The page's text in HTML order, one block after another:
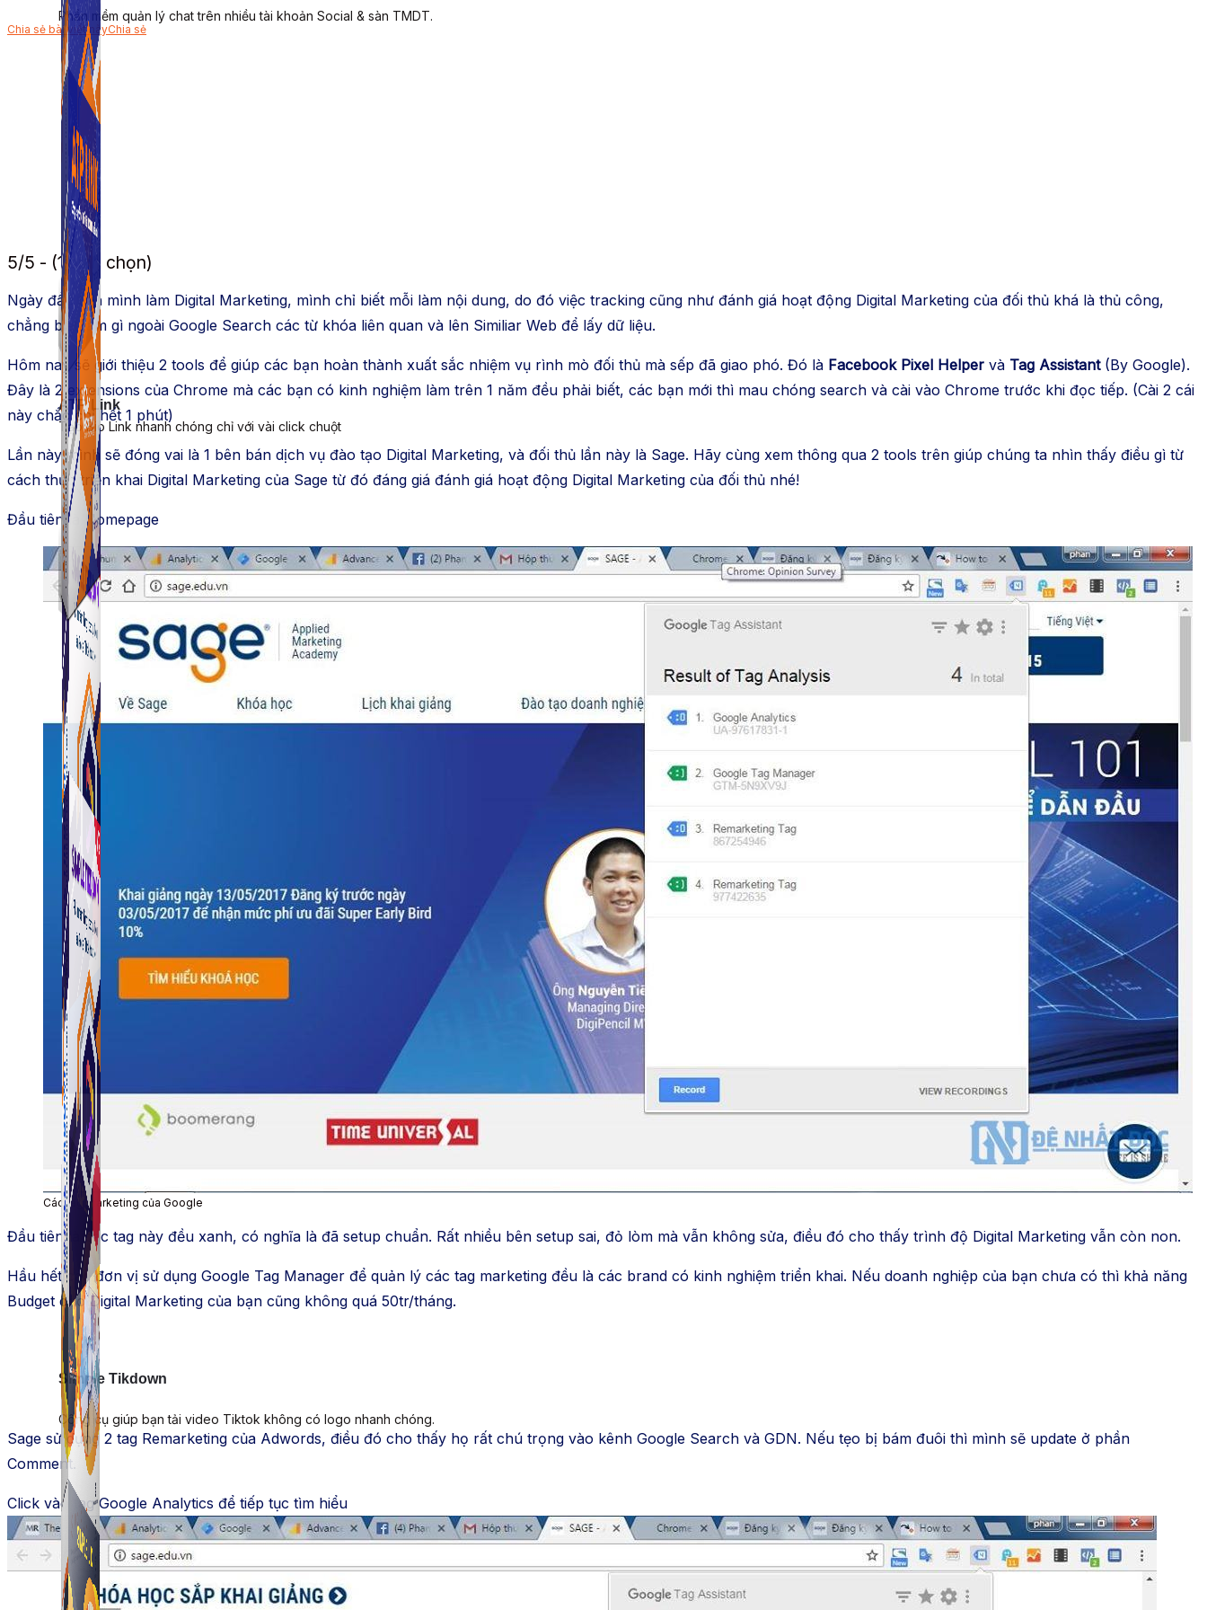
ATP Link
Tạo Bio Link nhanh chóng chỉ với vài click chuột
Simple Tikdown
Công cụ giúp bạn tải video Tiktok không có logo nhanh chóng.
Phần mềm quản lý chat trên nhiều tài khoản Social & sàn TMDT.
ATP Link
Tạo Bio Link nhanh chóng chỉ với vài click chuột
Simple Tikdown
Công cụ giúp bạn tải video Tiktok không có logo nhanh chóng.
Chia sẻ bài viết nàyChia sẻ
5/5 - (1 bình chọn)
Ngày đầu tiên mình làm Digital Marketing, mình chỉ biết mỗi làm nội dung, do đó việc tracking cũng như đánh giá hoạt động Digital Marketing của đối thủ khá là thủ công,
chẳng biết làm gì ngoài Google Search các từ khóa liên quan và lên Similiar Web để lấy dữ liệu.
Hôm nay sẽ giới thiệu 2 tools để giúp các bạn hoàn thành xuất sắc nhiệm vụ rình mò đối thủ mà sếp đã giao phó. Đó là Facebook Pixel Helper và Tag Assistant(By Google).
Đây là 2 extensions của Chrome mà các bạn có kinh nghiệm làm trên 1 năm đều phải biết, các bạn mới thì mau chóng search và cài vào Chrome trước khi đọc tiếp. (Cài 2 cái
này chắc chỉ hết 1 phút)
Lần này mình sẽ đóng vai là 1 bên bán dịch vụ đào tạo Digital Marketing, và đối thủ lần này là Sage. Hãy cùng xem thông qua 2 tools trên giúp chúng ta nhìn thấy điều gì từ
cách thức triển khai Digital Marketing của Sage từ đó đáng giá đánh giá hoạt động Digital Marketing của đối thủ nhé!
Đầu tiên là Homepage
Các tag marketing của Google
Đầu tiên là các tag này đều xanh, có nghĩa là đã setup chuẩn. Rất nhiều bên setup sai, đỏ lòm mà vẫn không sửa, điều đó cho thấy trình độ Digital Marketing vẫn còn non.
Hầu hết các đơn vị sử dụng Google Tag Manager để quản lý các tag marketing đều là các brand có kinh nghiệm triển khai. Nếu doanh nghiệp của bạn chưa có thì khả năng
Budget cho Digital Marketing của bạn cũng không quá 50tr/tháng.
Sage sử dụng 2 tag Remarketing của Adwords, điều đó cho thấy họ rất chú trọng vào kênh Google Search và GDN. Nếu tẹo bị bám đuôi thì mình sẽ update ở phần
Comment.
Click vào tag Google Analytics để tiếp tục tìm hiểu